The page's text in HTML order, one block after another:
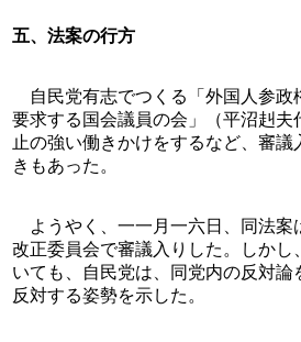
五、法案の行方
自民党有志でつくる「外国人参政
要求する国会議員の会」（平沼赳夫
止の強い働きかけをするなど、審議
きもあった。
ようやく、一一月一六日、同法案
改正委員会で審議入りした。しかし
いても、自民党は、同党内の反対論
反対する姿勢を示した。